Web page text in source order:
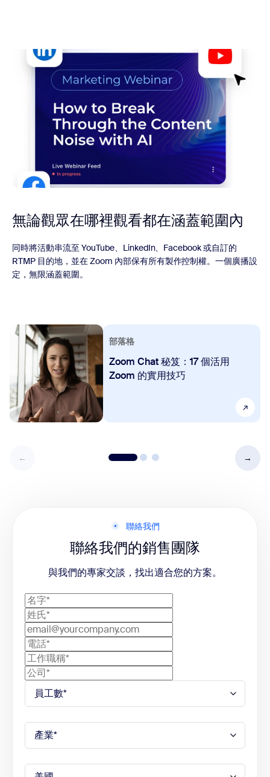
無論觀眾在哪裡觀看都在涵蓋範圍內
同時將活動串流至 YouTube、LinkedIn、Facebook 或自訂的
RTMP 目的地，並在 Zoom 內部保有所有製作控制權。一個廣播設
定，無限涵蓋範圍。
部落格
Zoom Chat 秘笈：17 個活用
Zoom 的實用技巧
聯絡我們
聯絡我們的銷售團隊
與我們的專家交談，找出適合您的方案。